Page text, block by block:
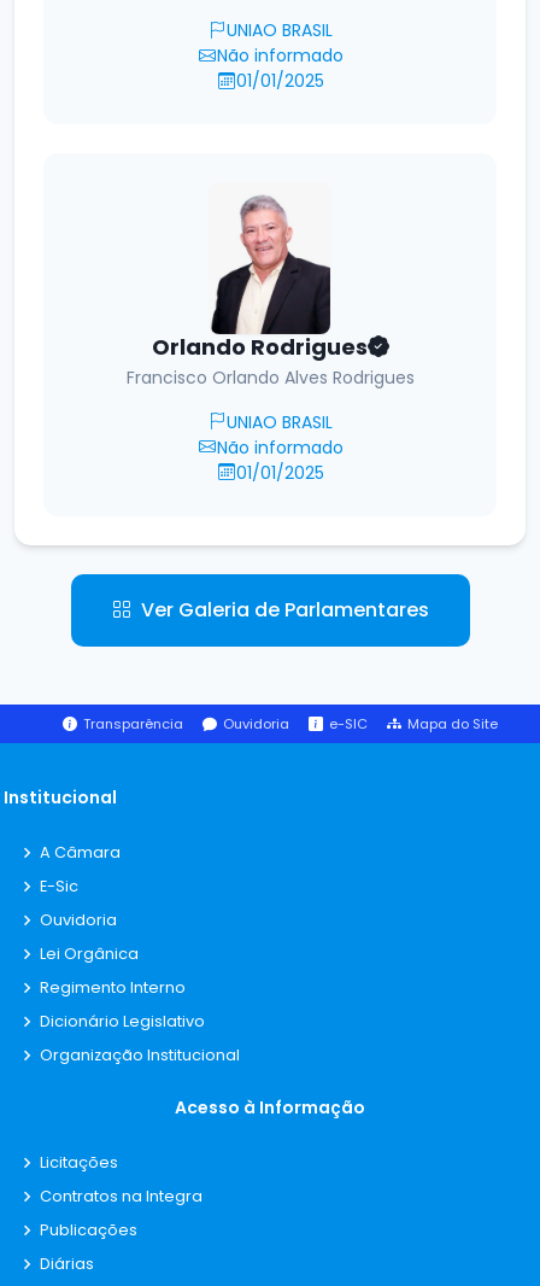
UNIAO BRASIL
Não informado
01/01/2025
Orlando Rodrigues
Francisco Orlando Alves Rodrigues
UNIAO BRASIL
Não informado
01/01/2025
Ver Galeria de Parlamentares
Transparência Ouvidoria e-SIC Mapa do Site
Institucional
A Câmara
E-Sic
Ouvidoria
Lei Orgânica
Regimento Interno
Dicionário Legislativo
Organização Institucional
Acesso à Informação
Licitações
Contratos na Integra
Publicações
Diárias